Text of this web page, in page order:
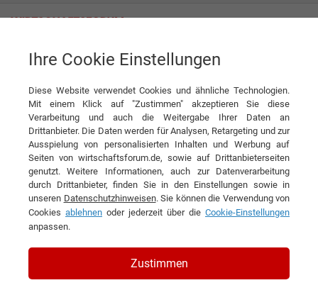
implantcast GmbH
KONTAKT
implantcast GmbH
Ihre Cookie Einstellungen
Diese Website verwendet Cookies und ähnliche Technologien.
Mit einem Klick auf "Zustimmen" akzeptieren Sie diese
Verarbeitung und auch die Weitergabe Ihrer Daten an
Drittanbieter. Die Daten werden für Analysen, Retargeting und zur
Ausspielung von personalisierten Inhalten und Werbung auf
Seiten von wirtschaftsforum.de, sowie auf Drittanbieterseiten
genutzt. Weitere Informationen, auch zur Datenverarbeitung
durch Drittanbieter, finden Sie in den Einstellungen sowie in
unseren Datenschutzhinweisen. Sie können die Verwendung von
Cookies ablehnen oder jederzeit über die Cookie-Einstellungen
anpassen.
Zustimmen